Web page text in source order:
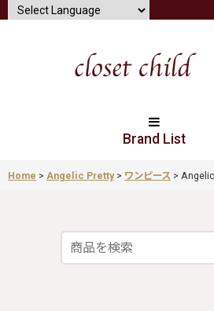
Brand List
Home > Angelic Pretty > ワンピース >